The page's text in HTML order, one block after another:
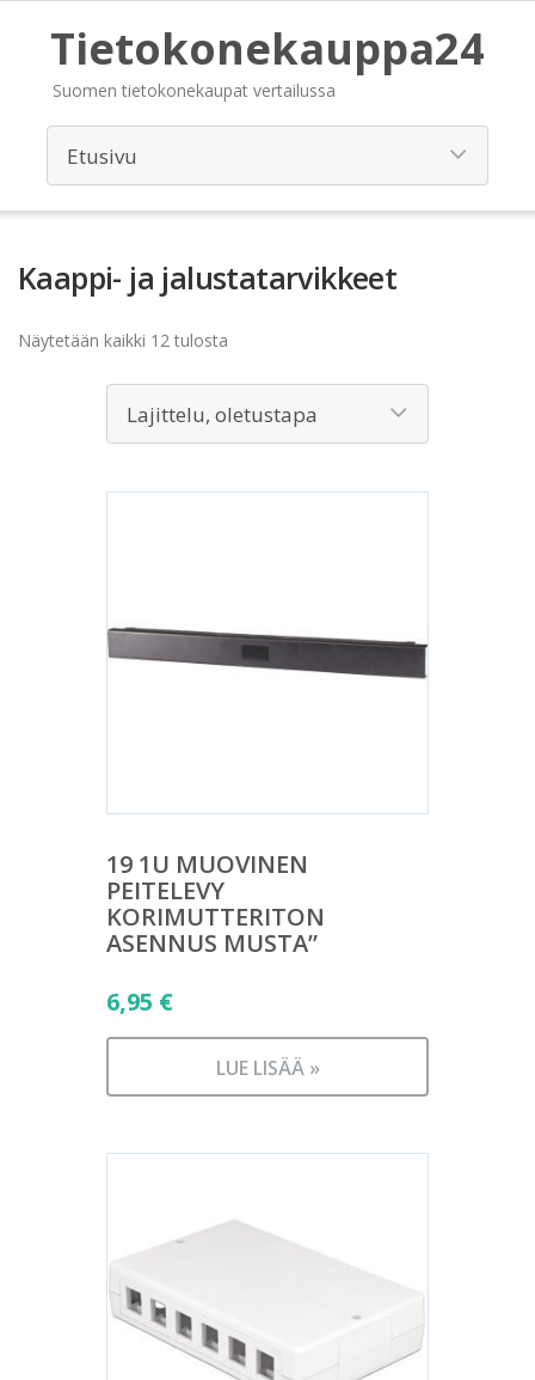
Tietokonekauppa24
Suomen tietokonekaupat vertailussa
Kaappi- ja jalustatarvikkeet
Näytetään kaikki 12 tulosta
19 1U MUOVINEN
PEITELEVY
KORIMUTTERITON
ASENNUS MUSTA”
6,95 €
LUE LISÄÄ »